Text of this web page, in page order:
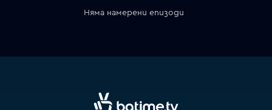
Няма намерени епизоди